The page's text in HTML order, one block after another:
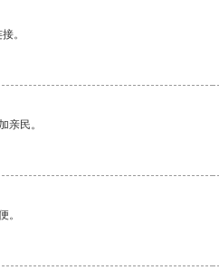
。
亲民。
。